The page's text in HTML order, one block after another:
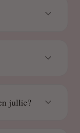
jullie?